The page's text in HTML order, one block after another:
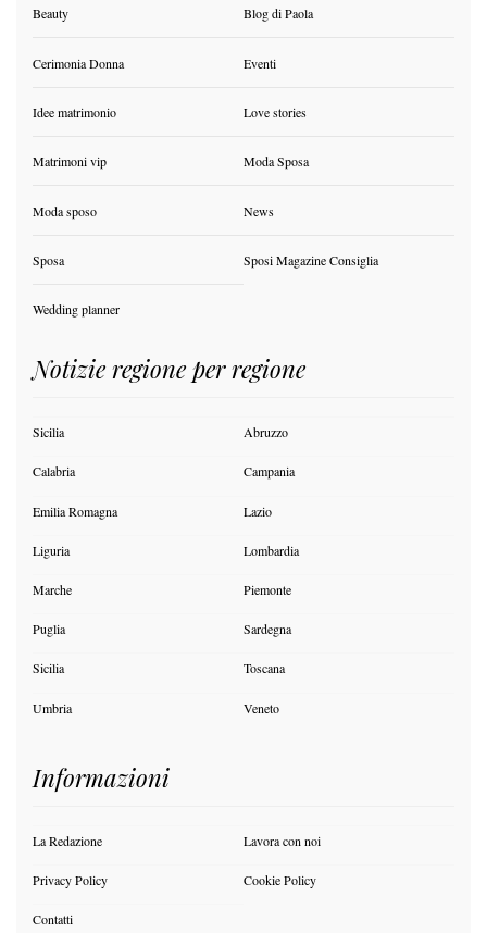
Beauty Blog di Paola
Cerimonia Donna Eventi
Idee matrimonio Love stories
Matrimoni vip Moda Sposa
Moda sposo News
Sposa Sposi Magazine Consiglia
Wedding planner
Notizie regione per regione
Sicilia Abruzzo
Calabria Campania
Emilia Romagna Lazio
Liguria Lombardia
Marche Piemonte
Puglia Sardegna
Sicilia Toscana
Umbria Veneto
Informazioni
La Redazione Lavora con noi
Privacy Policy Cookie Policy
Contatti